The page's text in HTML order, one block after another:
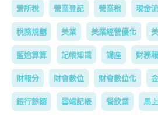
營所稅 營業登記 營業稅 現金
稅務規劃 美業 美業經營優化
藍途算算 記帳知識 講座 財務
財報分 財會數位 財會數位化
銀行餘額 雲端記帳 餐飲業 馬